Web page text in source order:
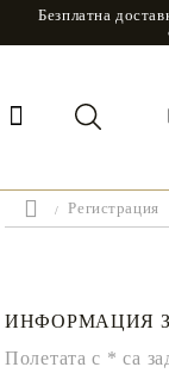
Безплатна
Регистрация
ИНФОРМАЦИЯ
Полетата с * са